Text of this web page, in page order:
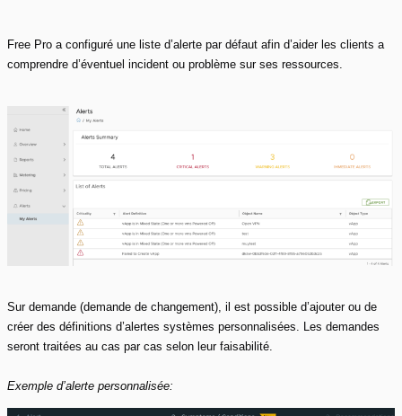
Free Pro a configuré une liste d’alerte par défaut afin d’aider les clients a
comprendre d’éventuel incident ou problème sur ses ressources.
Sur demande (demande de changement), il est possible d’ajouter ou de
créer des définitions d’alertes systèmes personnalisées. Les demandes
seront traitées au cas par cas selon leur faisabilité.
Exemple d’alerte personnalisée: